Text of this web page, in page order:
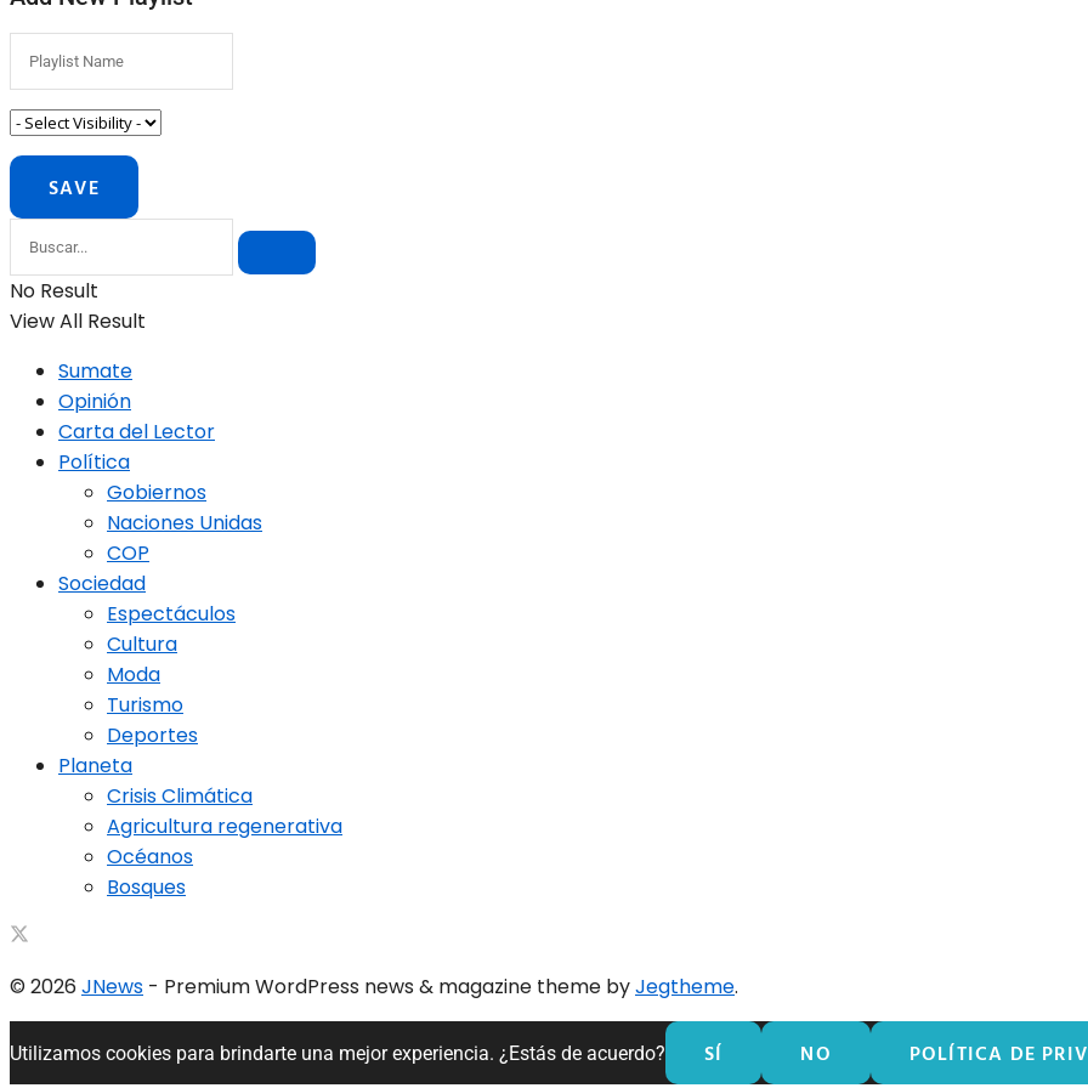
No Result
View All Result
Sumate
Opinión
Carta del Lector
Política
Gobiernos
Naciones Unidas
COP
Sociedad
Espectáculos
Cultura
Moda
Turismo
Deportes
Planeta
Crisis Climática
Agricultura regenerativa
Océanos
Bosques
© 2026 JNews - Premium WordPress news & magazine theme byJegtheme.
Utilizamos cookies para brindarte una mejor experiencia. ¿Estás de acuerdo? SÍ NO POLÍTICA DE